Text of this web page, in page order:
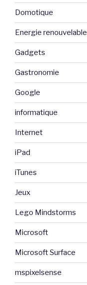
Domotique
Energie renouvelable
Gadgets
Gastronomie
Google
informatique
Internet
iPad
iTunes
Jeux
Lego Mindstorms
Microsoft
Microsoft Surface
mspixelsense